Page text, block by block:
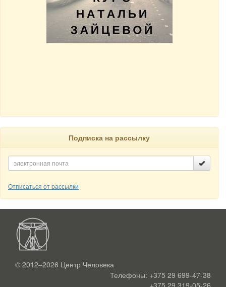
Подписка на рассылку
Отписаться от рассылки
© 2012–2026 Центр Человека
Телефоны: +375 29 699-47-38
+375 29 319-05-26